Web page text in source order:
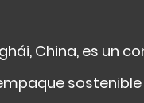
China, es un